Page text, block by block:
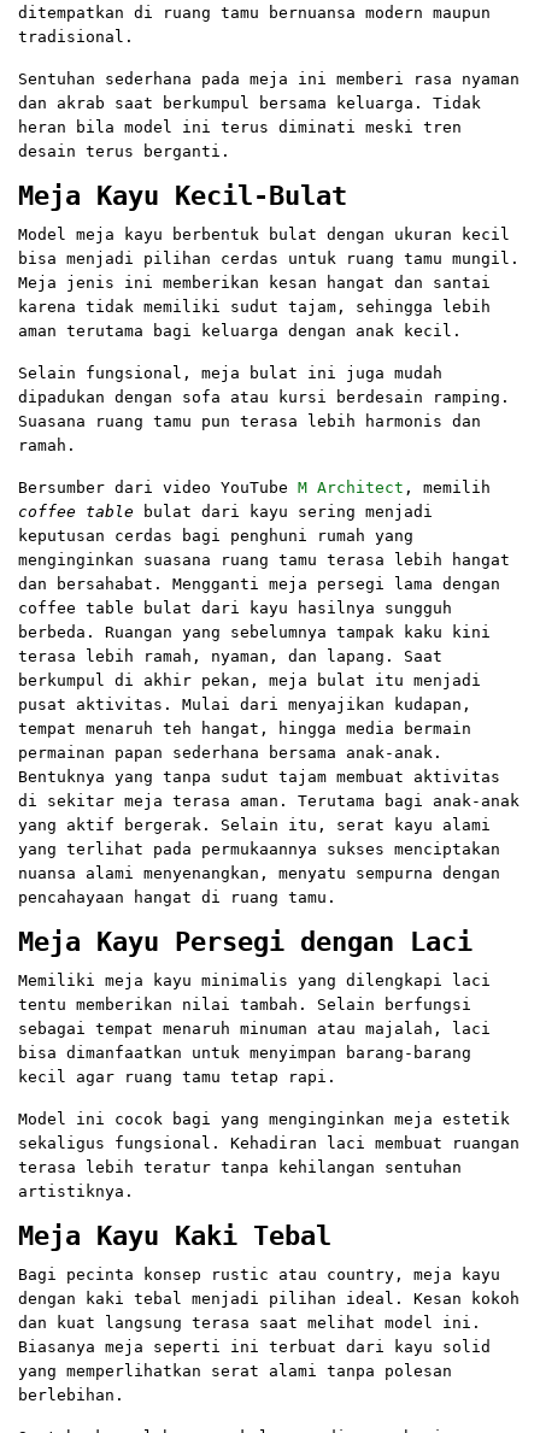
ditempatkan di ruang tamu bernuansa modern maupun
tradisional.
Sentuhan sederhana pada meja ini memberi rasa nyaman
dan akrab saat berkumpul bersama keluarga. Tidak
heran bila model ini terus diminati meski tren
desain terus berganti.
Meja Kayu Kecil-Bulat
Model meja kayu berbentuk bulat dengan ukuran kecil
bisa menjadi pilihan cerdas untuk ruang tamu mungil.
Meja jenis ini memberikan kesan hangat dan santai
karena tidak memiliki sudut tajam, sehingga lebih
aman terutama bagi keluarga dengan anak kecil.
Selain fungsional, meja bulat ini juga mudah
dipadukan dengan sofa atau kursi berdesain ramping.
Suasana ruang tamu pun terasa lebih harmonis dan
ramah.
Bersumber dari video YouTube M Architect , memilih
coffee table bulat dari kayu sering menjadi
keputusan cerdas bagi penghuni rumah yang
menginginkan suasana ruang tamu terasa lebih hangat
dan bersahabat. Mengganti meja persegi lama dengan
coffee table bulat dari kayu hasilnya sungguh
berbeda. Ruangan yang sebelumnya tampak kaku kini
terasa lebih ramah, nyaman, dan lapang. Saat
berkumpul di akhir pekan, meja bulat itu menjadi
pusat aktivitas. Mulai dari menyajikan kudapan,
tempat menaruh teh hangat, hingga media bermain
permainan papan sederhana bersama anak-anak.
Bentuknya yang tanpa sudut tajam membuat aktivitas
di sekitar meja terasa aman. Terutama bagi anak-anak
yang aktif bergerak. Selain itu, serat kayu alami
yang terlihat pada permukaannya sukses menciptakan
nuansa alami menyenangkan, menyatu sempurna dengan
pencahayaan hangat di ruang tamu.
Meja Kayu Persegi dengan Laci
Memiliki meja kayu minimalis yang dilengkapi laci
tentu memberikan nilai tambah. Selain berfungsi
sebagai tempat menaruh minuman atau majalah, laci
bisa dimanfaatkan untuk menyimpan barang-barang
kecil agar ruang tamu tetap rapi.
Model ini cocok bagi yang menginginkan meja estetik
sekaligus fungsional. Kehadiran laci membuat ruangan
terasa lebih teratur tanpa kehilangan sentuhan
artistiknya.
Meja Kayu Kaki Tebal
Bagi pecinta konsep rustic atau country, meja kayu
dengan kaki tebal menjadi pilihan ideal. Kesan kokoh
dan kuat langsung terasa saat melihat model ini.
Biasanya meja seperti ini terbuat dari kayu solid
yang memperlihatkan serat alami tanpa polesan
berlebihan.